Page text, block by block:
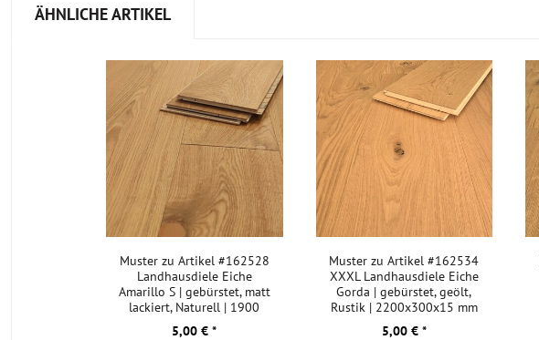
ÄHNLICHE ARTIKEL
Muster zu Artikel #162528
Landhausdiele Eiche
Amarillo S | gebürstet, matt
lackiert, Naturell | 1900
5,00 € *
Muster zu Artikel #162534
XXXL Landhausdiele Eiche
Gorda | gebürstet, geölt,
Rustik | 2200x300x15 mm
5,00 € *